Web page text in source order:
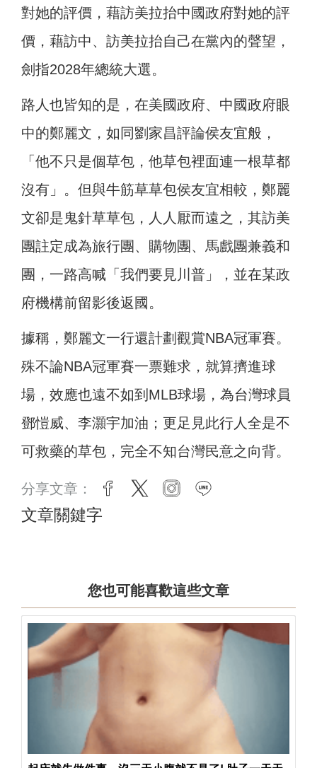
對她的評價，藉訪美拉抬中國政府對她的評
價，藉訪中、訪美拉抬自己在黨內的聲望，
劍指2028年總統大選。
路人也皆知的是，在美國政府、中國政府眼
中的鄭麗文，如同劉家昌評論侯友宜般，
「他不只是個草包，他草包裡面連一根草都
沒有」。但與牛筋草草包侯友宜相較，鄭麗
文卻是鬼針草草包，人人厭而遠之，其訪美
團註定成為旅行團、購物團、馬戲團兼義和
團，一路高喊「我們要見川普」，並在某政
府機構前留影後返國。
據稱，鄭麗文一行還計劃觀賞NBA冠軍賽。
殊不論NBA冠軍賽一票難求，就算擠進球
場，效應也遠不如到MLB球場，為台灣球員
鄧愷威、李灝宇加油；更足見此行人全是不
可救藥的草包，完全不知台灣民意之向背。
分享文章： facebook
twitter instagram
文章關鍵字
您也可能喜歡這些文章